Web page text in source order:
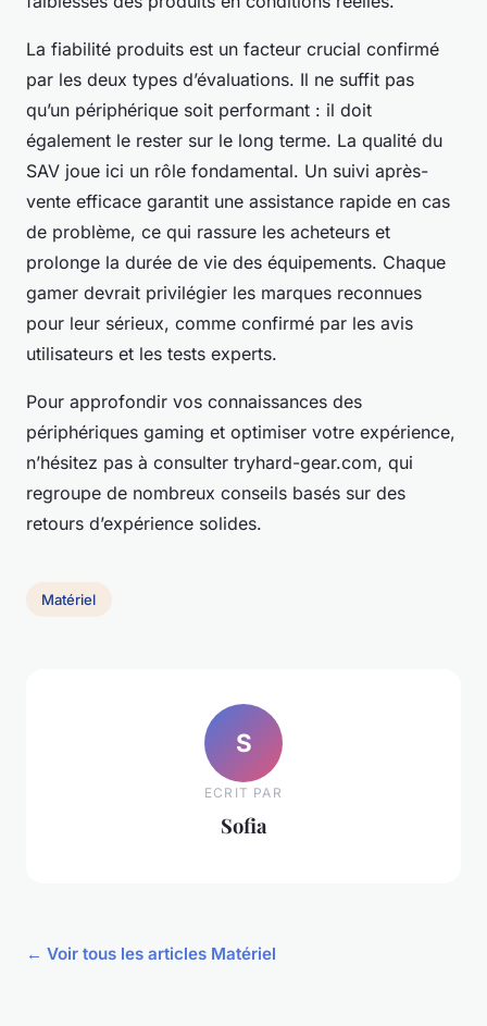
La fiabilité produits est un facteur crucial confirmé
par les deux types d’évaluations. Il ne suffit pas
qu’un périphérique soit performant : il doit
également le rester sur le long terme. La qualité du
SAV joue ici un rôle fondamental. Un suivi après-
vente efficace garantit une assistance rapide en cas
de problème, ce qui rassure les acheteurs et
prolonge la durée de vie des équipements. Chaque
gamer devrait privilégier les marques reconnues
pour leur sérieux, comme confirmé par les avis
utilisateurs et les tests experts.
Pour approfondir vos connaissances des
périphériques gaming et optimiser votre expérience,
n’hésitez pas à consulter tryhard-gear.com, qui
regroupe de nombreux conseils basés sur des
retours d’expérience solides.
Matériel
S
ECRIT PAR
Sofia
← Voir tous les articles Matériel